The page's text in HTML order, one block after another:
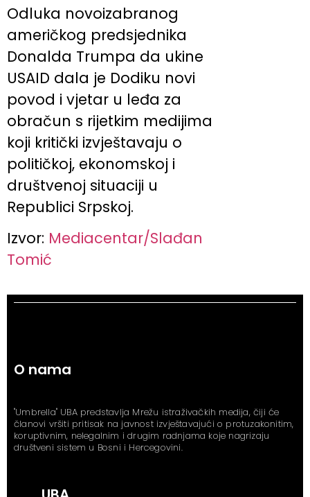
Odluka novoizabranog
američkog predsjednika
Donalda Trumpa da ukine
USAID dala je Dodiku novi
povod i vjetar u leđa za
obračun s rijetkim medijima
koji kritički izvještavaju o
političkoj, ekonomskoj i
društvenoj situaciji u
Republici Srpskoj.
Izvor: Mediacentar/Slađan
Tomić
O nama
"Umbrella" UBA predstavlja Mrežu istraživačkih medija, čiji će
članovi vršiti pritisak na javnost izvještavajući o protuzakonitim,
koruptivnim, nelegalnim i drugim radnjama koje nagrizaju
društveni sistem u Bosni i Hercegovini.